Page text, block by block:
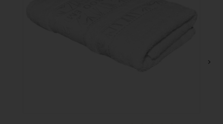
›